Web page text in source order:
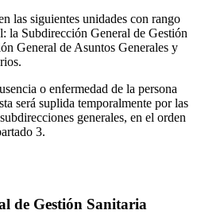
las siguientes unidades con rango
la Subdirección General de Gestión
General de Asuntos Generales y
o enfermedad de la persona
será suplida temporalmente por las
generales, en el orden
3.
de Gestión Sanitaria